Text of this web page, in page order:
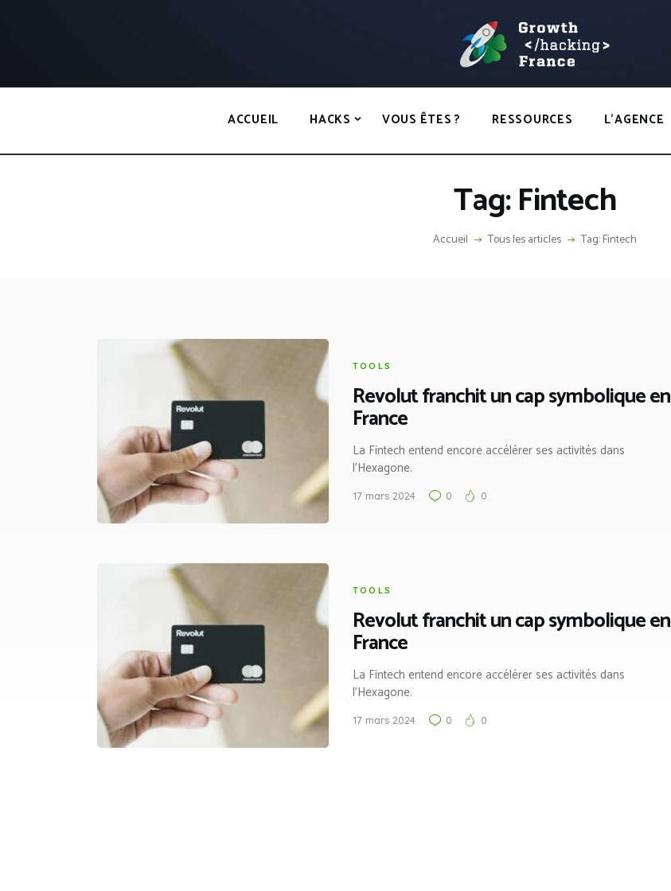
ACCUEIL HACKS VOUS ÊTES ? RESSOURCES L’AGENCE
Tag: Fintech
Accueil Tous les articles Tag: Fintech
GROWTH HACKING FRANCE
VOUS ÊTES ?
RESSOURCES
TOOLS
Revolut franchit un cap symbolique en
France
La Fintech entend encore accélérer ses activités dans
l’Hexagone.
17 mars 2024 0 0
TOOLS
Revolut franchit un cap symbolique en
France
La Fintech entend encore accélérer ses activités dans
l’Hexagone.
17 mars 2024 0 0